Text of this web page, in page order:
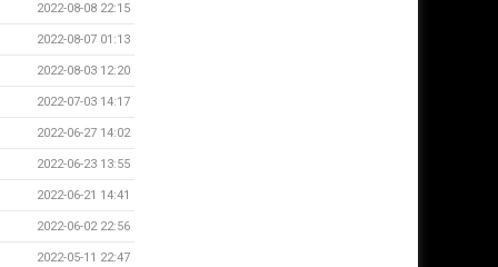
2022-08-08 22:15
2022-08-07 01:13
2022-08-03 12:20
2022-07-03 14:17
2022-06-27 14:02
2022-06-23 13:55
2022-06-21 14:41
2022-06-02 22:56
2022-05-11 22:47